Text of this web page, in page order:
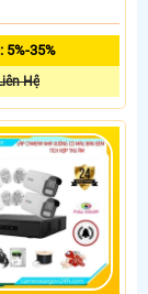
5%-35%
Hệ